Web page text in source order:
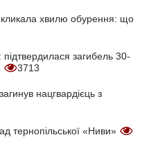
хвилю обурення: що
загибель 30-
3713
нацгвардієць з
тернопільської «Ниви»